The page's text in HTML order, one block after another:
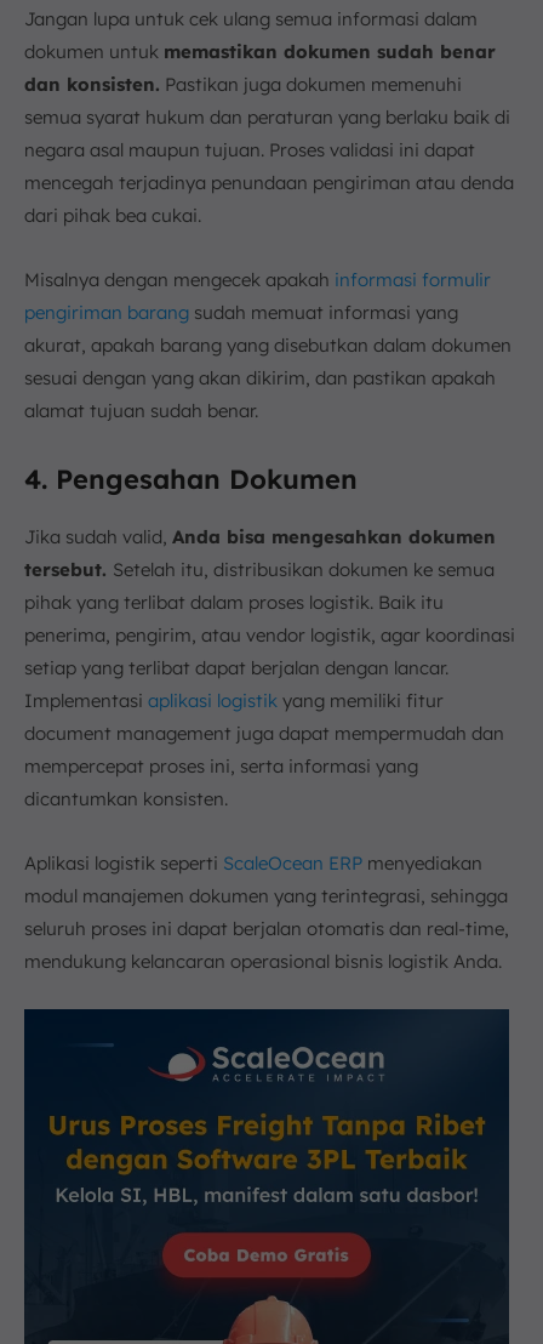
Jangan lupa untuk cek ulang semua informasi dalam
dokumen untuk memastikan dokumen sudah benar
dan konsisten. Pastikan juga dokumen memenuhi
semua syarat hukum dan peraturan yang berlaku baik di
negara asal maupun tujuan. Proses validasi ini dapat
mencegah terjadinya penundaan pengiriman atau denda
dari pihak bea cukai.
Misalnya dengan mengecek apakah informasi formulir
pengiriman barang sudah memuat informasi yang
akurat, apakah barang yang disebutkan dalam dokumen
sesuai dengan yang akan dikirim, dan pastikan apakah
alamat tujuan sudah benar.
4. Pengesahan Dokumen
Jika sudah valid, Anda bisa mengesahkan dokumen
tersebut. Setelah itu, distribusikan dokumen ke semua
pihak yang terlibat dalam proses logistik. Baik itu
penerima, pengirim, atau vendor logistik, agar koordinasi
setiap yang terlibat dapat berjalan dengan lancar.
Implementasi aplikasi logistik yang memiliki fitur
document management juga dapat mempermudah dan
mempercepat proses ini, serta informasi yang
dicantumkan konsisten.
Aplikasi logistik seperti ScaleOcean ERP menyediakan
modul manajemen dokumen yang terintegrasi, sehingga
seluruh proses ini dapat berjalan otomatis dan real-time,
mendukung kelancaran operasional bisnis logistik Anda.